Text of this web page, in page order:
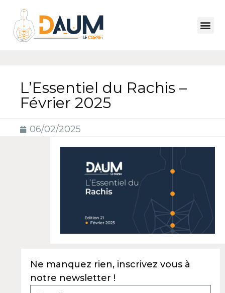
L’Essentiel du Rachis –
Février 2025
06/02/2025
Ne manquez rien, inscrivez vous à
notre newsletter !